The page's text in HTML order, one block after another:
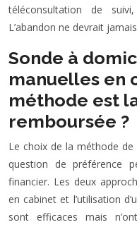
téléconsultation de
L’abandon ne devrait
Sonde à
manuelles en
méthode est
remboursée ?
Le choix de la méthode de
question de préférence
financier. Les deux
en cabinet et l’utilisation
sont efficaces mais